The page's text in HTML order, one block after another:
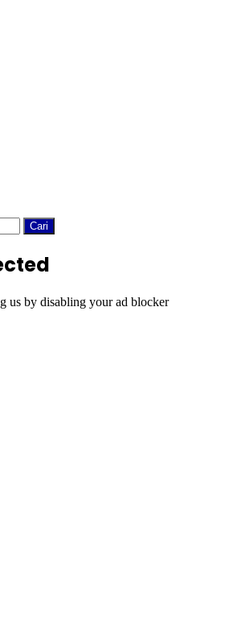
us by disabling your ad blocker